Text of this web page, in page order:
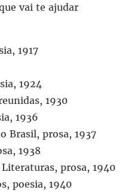
vai te ajudar
1917
1924
1930
1936
Brasil, prosa, 1937
1938
prosa, 1940
poesia, 1940